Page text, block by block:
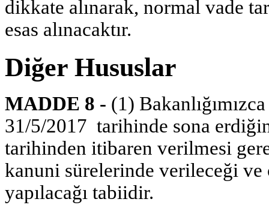
dikkate alınarak, normal vade
esas alınacaktır.
Diğer Hususlar
MADDE 8 - (1)
31/5/2017 tarihinde sona
tarihinden itibaren verilmesi
kanuni sürelerinde verileceği
yapılacağı tabiidir.